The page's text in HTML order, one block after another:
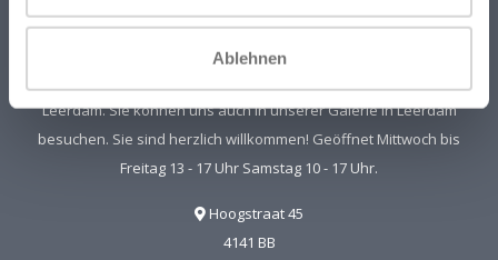
Ablehnen
Leerdam. Sie können uns auch in unserer Galerie in Leerdam
besuchen. Sie sind herzlich willkommen! Geöffnet Mittwoch bis
Freitag 13 - 17 Uhr Samstag 10 - 17 Uhr.
Hoogstraat 45
4141 BB